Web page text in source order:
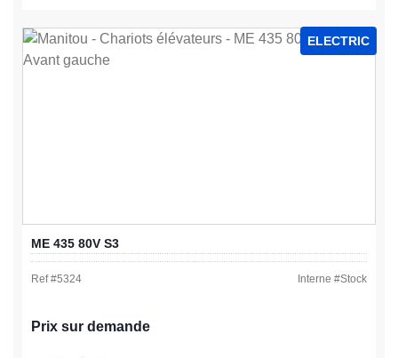
ELECTRIC
ME 435 80V S3
Ref #5324 Interne #Stock
Prix sur demande